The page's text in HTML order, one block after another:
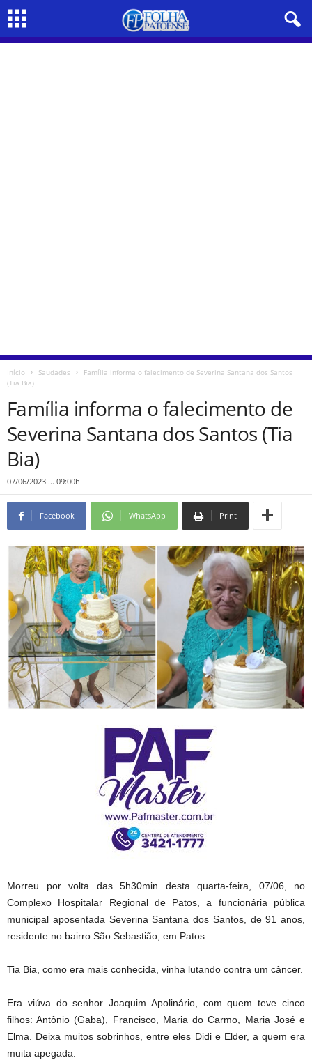
Início Saudades
Família informa o falecimento de Severina Santana dos Santos
(Tia Bia)
Família informa o falecimento de
Severina Santana dos Santos (Tia
Bia)
07/06/2023 ... 09:00h
Facebook WhatsApp Print
Morreu por volta das 5h30min desta quarta-feira, 07/06, no
Complexo Hospitalar Regional de Patos, a funcionária pública
municipal aposentada Severina Santana dos Santos, de 91 anos,
residente no bairro São Sebastião, em Patos.
Tia Bia, como era mais conhecida, vinha lutando contra um câncer.
Era viúva do senhor Joaquim Apolinário, com quem teve cinco
filhos: Antônio (Gaba), Francisco, Maria do Carmo, Maria José e
Elma. Deixa muitos sobrinhos, entre eles Didi e Elder, a quem era
muita apegada.